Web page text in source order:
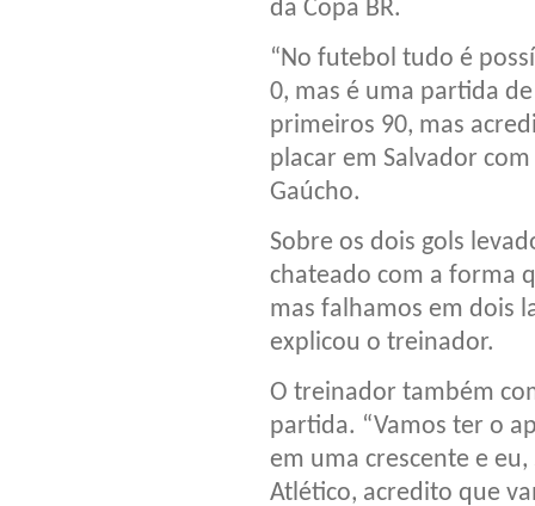
da Copa BR.
“No futebol tudo é
0, mas é uma partida
primeiros 90, mas
placar em Salvador
Gaúcho.
Sobre os dois gols
chateado com a forma
mas falhamos em dois
explicou o treinador.
O treinador também
partida. “Vamos ter o
em uma crescente e
Atlético, acredito que